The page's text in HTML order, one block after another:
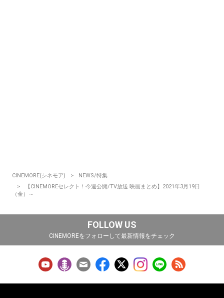
CINEMORE(シネモア)
NEWS/特集
【CINEMOREセレクト！今週公開/TV放送 映画まとめ】2021年3月19日
（金）～
FOLLOW US
CINEMOREをフォローして最新情報をチェック